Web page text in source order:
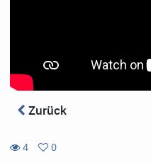
Zurück
4
0